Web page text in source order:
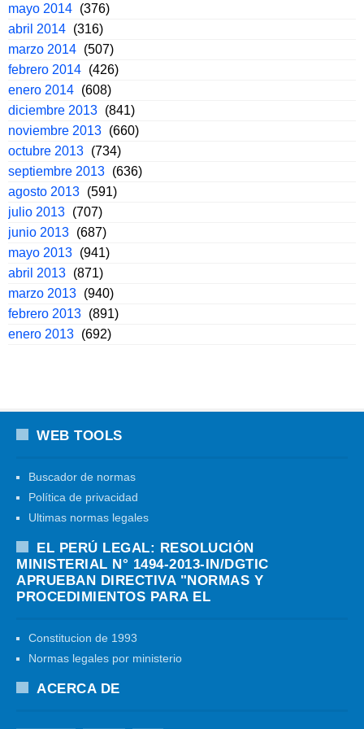
mayo 2014 (376)
abril 2014 (316)
marzo 2014 (507)
febrero 2014 (426)
enero 2014 (608)
diciembre 2013 (841)
noviembre 2013 (660)
octubre 2013 (734)
septiembre 2013 (636)
agosto 2013 (591)
julio 2013 (707)
junio 2013 (687)
mayo 2013 (941)
abril 2013 (871)
marzo 2013 (940)
febrero 2013 (891)
enero 2013 (692)
WEB TOOLS
Buscador de normas
Política de privacidad
Ultimas normas legales
EL PERÚ LEGAL: RESOLUCIÓN
MINISTERIAL N° 1494-2013-IN/DGTIC
APRUEBAN DIRECTIVA "NORMAS Y
PROCEDIMIENTOS PARA EL
Constitucion de 1993
Normas legales por ministerio
ACERCA DE